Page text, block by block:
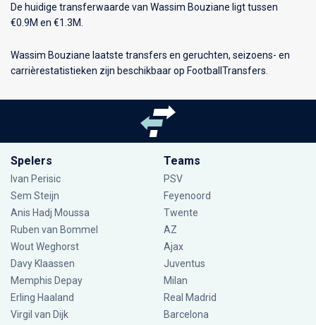
De huidige transferwaarde van Wassim Bouziane ligt tussen
€0.9M en €1.3M.
Wassim Bouziane laatste transfers en geruchten, seizoens- en
carrièrestatistieken zijn beschikbaar op FootballTransfers.
Spelers
Ivan Perisic
Sem Steijn
Anis Hadj Moussa
Ruben van Bommel
Wout Weghorst
Davy Klaassen
Memphis Depay
Erling Haaland
Virgil van Dijk
Teams
PSV
Feyenoord
Twente
AZ
Ajax
Juventus
Milan
Real Madrid
Barcelona